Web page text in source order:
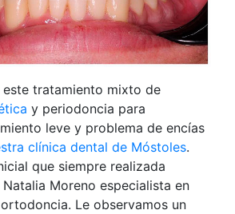
este tratamiento mixto de
y periodoncia para
leve y problema de encías
clínica dental de Móstoles.
que siempre realizada
Moreno especialista en
Le observamos un